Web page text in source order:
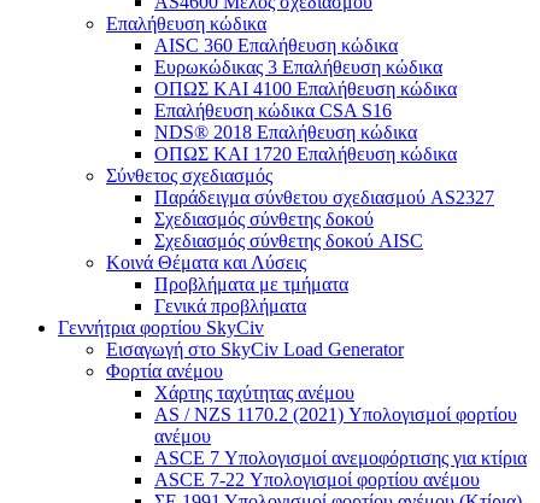
Επαλήθευση κώδικα
AISC 360 Επαλήθευση κώδικα
Ευρωκώδικας 3 Επαλήθευση κώδικα
ΟΠΩΣ ΚΑΙ 4100 Επαλήθευση κώδικα
Επαλήθευση κώδικα CSA S16
NDS® 2018 Επαλήθευση κώδικα
ΟΠΩΣ ΚΑΙ 1720 Επαλήθευση κώδικα
Σύνθετος σχεδιασμός
Παράδειγμα σύνθετου σχεδιασμού AS2327
Σχεδιασμός σύνθετης δοκού
Σχεδιασμός σύνθετης δοκού AISC
Κοινά Θέματα και Λύσεις
Προβλήματα με τμήματα
Γενικά προβλήματα
Γεννήτρια φορτίου SkyCiv
Εισαγωγή στο SkyCiv Load Generator
Φορτία ανέμου
Χάρτης ταχύτητας ανέμου
AS / NZS 1170.2 (2021) Υπολογισμοί φορτίου
ανέμου
ASCE 7 Υπολογισμοί ανεμοφόρτισης για κτίρια
ASCE 7-22 Υπολογισμοί φορτίου ανέμου